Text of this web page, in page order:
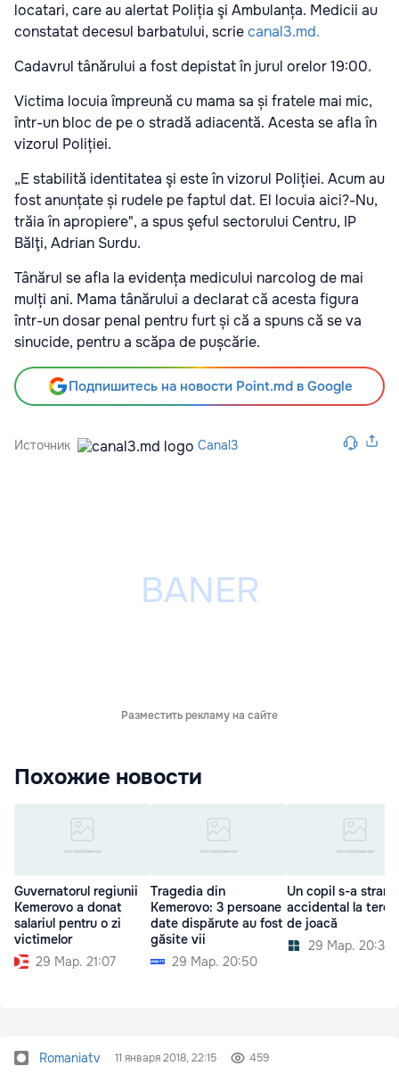
locatari, care au alertat Poliția şi Ambulanța. Medicii au
constatat decesul barbatului, scriecanal3.md.
Cadavrul tânărului a fost depistat în jurul orelor 19:00.
Victima locuia împreună cu mama sa și fratele mai mic,
într-un bloc de pe o stradă adiacentă. Acesta se afla în
vizorul Poliției.
„E stabilită identitatea şi este în vizorul Poliției. Acum au
fost anunțate și rudele pe faptul dat. El locuia aici?-Nu,
trăia în apropiere", a spus şeful sectorului Centru, IP
Bălţi, Adrian Surdu.
Tânărul se afla la evidența medicului narcolog de mai
mulți ani. Mama tânărului a declarat că acesta figura
într-un dosar penal pentru furt și că a spuns că se va
sinucide, pentru a scăpa de pușcărie.
Подпишитесь на новости Point.md в Google
Источник Canal3
Разместить рекламу на сайте
Похожие новости
Guvernatorul regiunii
Kemerovo a donat
salariul pentru o zi
victimelor
29 Мар. 21:07
Tragedia din
Kemerovo: 3 persoane
date dispărute au fost
găsite vii
29 Мар. 20:50
Un copil s-a
accidental la
de joacă
29 Мар. 20:30
Romaniatv 11 января 2018, 22:15 459